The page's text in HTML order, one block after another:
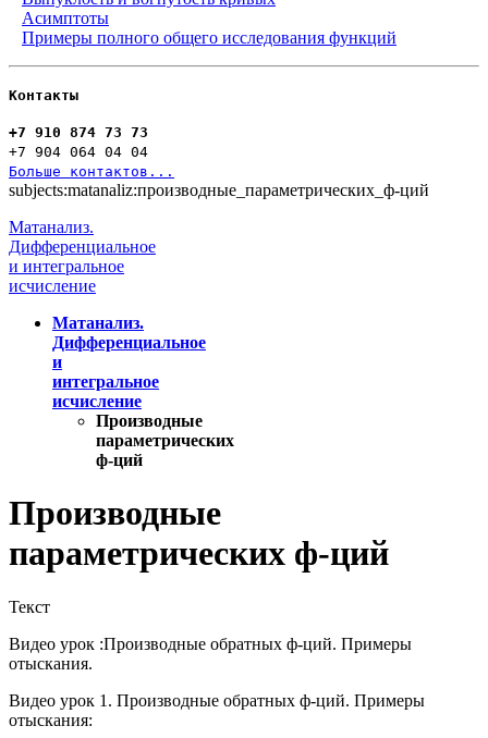
Асимптоты
Примеры полного общего исследования функций
Контакты
+7 910 874 73 73
+7 904 064 04 04
Больше контактов...
subjects:matanaliz:производные_параметрических_ф-ций
Матанализ.
Дифференциальное
и интегральное
исчисление
Матанализ.
Дифференциальное
и
интегральное
исчисление
Производные
параметрических
ф-ций
Производные
параметрических ф-ций
Текст
Видео урок :Производные обратных ф-ций. Примеры
отыскания.
Видео урок 1. Производные обратных ф-ций. Примеры
отыскания: